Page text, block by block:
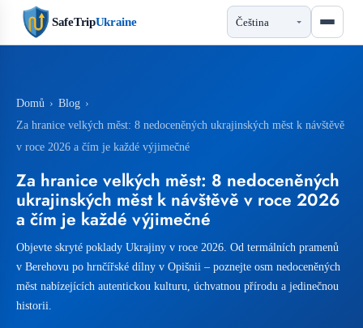
SafeTripUkraine
Domů › Blog ›
Za hranice velkých měst: 8 nedoceněných ukrajinských měst k návštěvě
v roce 2026 a čím je každé výjimečné
Za hranice velkých měst: 8 nedoceněných
ukrajinských měst k návštěvě v roce 2026
a čím je každé výjimečné
Objevte skryté poklady Ukrajiny v roce 2026. Od termálních pramenů
v Berehovu po hrnčířské dílny v Opišnii – poznejte osm nedoceněných
měst nabízejících autentickou kulturu, úchvatnou přírodu a jedinečnou
historii.